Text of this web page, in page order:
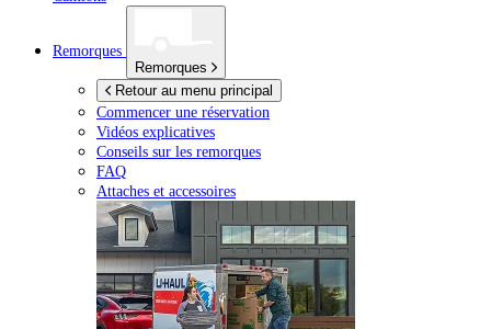
Remorques
Remorques
Retour au menu principal
Commencer une réservation
Vidéos explicatives
Conseils sur les remorques
FAQ
Attaches et accessoires